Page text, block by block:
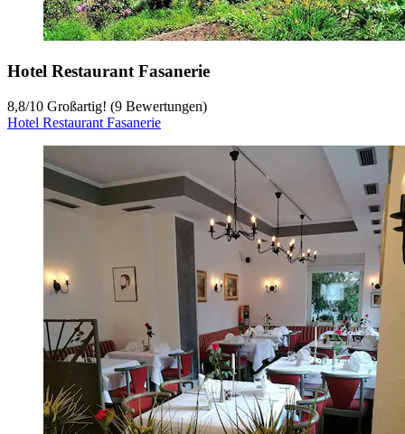
Hotel Restaurant Fasanerie
8,8/10 Großartig! (9 Bewertungen)
Hotel Restaurant Fasanerie